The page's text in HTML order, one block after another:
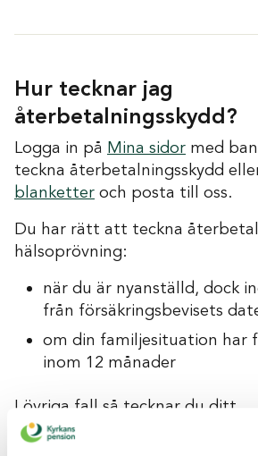
Hur tecknar jag
återbetalningsskydd?
Logga in på Mina sidor med
teckna återbetalningsskydd
blanketter och posta till oss.
Du har rätt att teckna
hälsoprövning:
när du är nyanställd, dock
från försäkringsbevisets
om din familjesituation har
inom 12 månader
I övriga fall så tecknar du ditt
återbetalningsskydd
hälsoprövning.